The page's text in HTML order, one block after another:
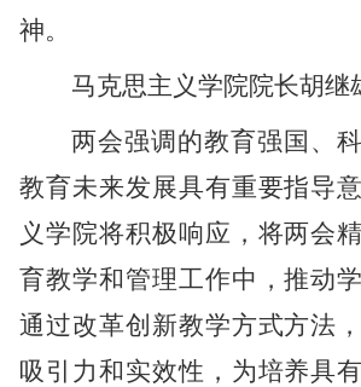
神。
马克思主义学院院长胡继
两会强调的教育强国、
教育未来发展具有重要指导
义学院将积极响应，将两会
育教学和管理工作中，推动
通过改革创新教学方式方法
吸引力和实效性，为培养具